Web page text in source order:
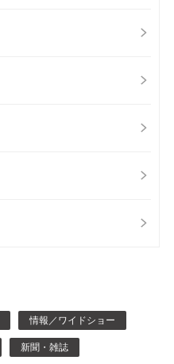
情報／ワイドショー
新聞・雑誌